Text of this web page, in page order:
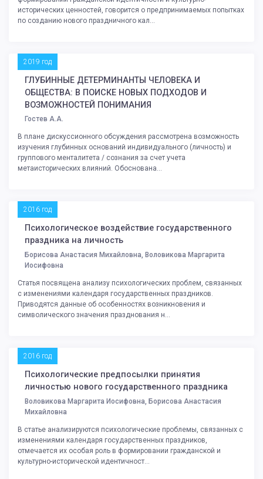
исторических ценностей, говорится о предпринимаемых попытках
по созданию нового праздничного кал...
2019 год
ГЛУБИННЫЕ ДЕТЕРМИНАНТЫ ЧЕЛОВЕКА И
ОБЩЕСТВА: В ПОИСКЕ НОВЫХ ПОДХОДОВ И
ВОЗМОЖНОСТЕЙ ПОНИМАНИЯ
Гостев А.А.
В плане дискуссионного обсуждения рассмотрена возможность
изучения глубинных оснований индивидуального (личность) и
группового менталитета / сознания за счет учета
метаисторических влияний. Обоснована...
2016 год
Психологическое воздействие государственного
праздника на личность
Борисова Анастасия Михайловна, Воловикова Маргарита
Иосифовна
Статья посвящена анализу психологических проблем, связанных
с изменениями календаря государственных праздников.
Приводятся данные об особенностях возникновения и
символического значения празднования н...
2016 год
Психологические предпосылки принятия
личностью нового государственного праздника
Воловикова Маргарита Иосифовна, Борисова Анастасия
Михайловна
В статье анализируются психологические проблемы, связанных с
изменениями календаря государственных праздников,
отмечается их особая роль в формировании гражданской и
культурно-исторической идентичност...